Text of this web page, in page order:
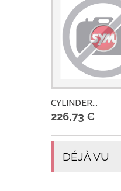
CYLINDER...
226,73 €
DÉJÀ VU